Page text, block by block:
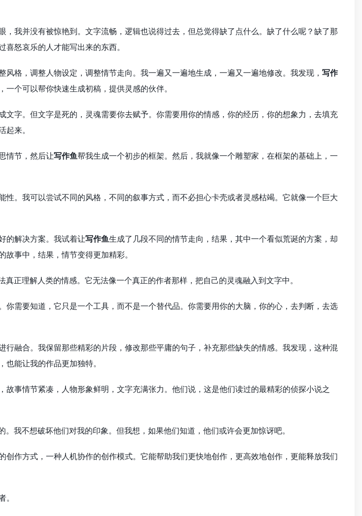
，我并没有被惊艳到。文字流畅，逻辑也说得过去，但总觉得缺了点什么。缺了什么呢？缺了那
怒哀乐的人才能写出来的东西。
风格，调整人物设定，调整情节走向。我一遍又一遍地生成，一遍又一遍地修改。我发现， 写作
个可以帮你快速生成初稿，提供灵感的伙伴。
文字。但文字是死的，灵魂需要你去赋予。你需要用你的情感，你的经历，你的想象力，去填充
来。
情节，然后让写作鱼帮我生成一个初步的框架。然后，我就像一个雕塑家，在框架的基础上，一
性。我可以尝试不同的风格，不同的叙事方式，而不必担心卡壳或者灵感枯竭。它就像一个巨大
的解决方案。我试着让写作鱼生成了几段不同的情节走向，结果，其中一个看似荒诞的方案，却
事中，结果，情节变得更加精彩。
正理解人类的情感。它无法像一个真正的作者那样，把自己的灵魂融入到文字中。
你需要知道，它只是一个工具，而不是一个替代品。你需要用你的大脑，你的心，去判断，去选
行融合。我保留那些精彩的片段，修改那些平庸的句子，补充那些缺失的情感。我发现，这种混
能让我的作品更加独特。
故事情节紧凑，人物形象鲜明，文字充满张力。他们说，这是他们读过的最精彩的侦探小说之
我不想破坏他们对我的印象。但我想，如果他们知道，他们或许会更加惊讶吧。
创作方式，一种人机协作的创作模式。它能帮助我们更快地创作，更高效地创作，更能释放我们
。